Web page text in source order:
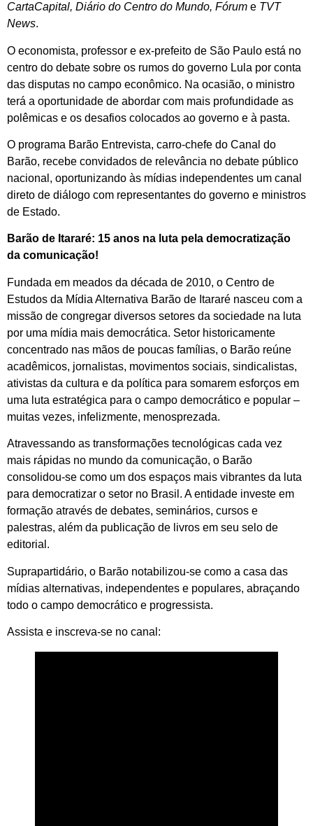
CartaCapital, Diário do Centro do Mundo, Fórum e TVT
News.
O economista, professor e ex-prefeito de São Paulo está no
centro do debate sobre os rumos do governo Lula por conta
das disputas no campo econômico. Na ocasião, o ministro
terá a oportunidade de abordar com mais profundidade as
polêmicas e os desafios colocados ao governo e à pasta.
O programa Barão Entrevista, carro-chefe do Canal do
Barão, recebe convidados de relevância no debate público
nacional, oportunizando às mídias independentes um canal
direto de diálogo com representantes do governo e ministros
de Estado.
Barão de Itararé: 15 anos na luta pela democratização
da comunicação!
Fundada em meados da década de 2010, o Centro de
Estudos da Mídia Alternativa Barão de Itararé nasceu com a
missão de congregar diversos setores da sociedade na luta
por uma mídia mais democrática. Setor historicamente
concentrado nas mãos de poucas famílias, o Barão reúne
acadêmicos, jornalistas, movimentos sociais, sindicalistas,
ativistas da cultura e da política para somarem esforços em
uma luta estratégica para o campo democrático e popular –
muitas vezes, infelizmente, menosprezada.
Atravessando as transformações tecnológicas cada vez
mais rápidas no mundo da comunicação, o Barão
consolidou-se como um dos espaços mais vibrantes da luta
para democratizar o setor no Brasil. A entidade investe em
formação através de debates, seminários, cursos e
palestras, além da publicação de livros em seu selo de
editorial.
Suprapartidário, o Barão notabilizou-se como a casa das
mídias alternativas, independentes e populares, abraçando
todo o campo democrático e progressista.
Assista e inscreva-se no canal: